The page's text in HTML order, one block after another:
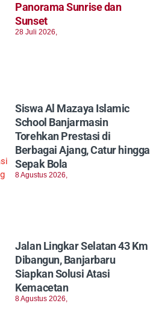
Panorama Sunrise dan
Sunset
28 Juli 2026,
Siswa Al Mazaya Islamic
School Banjarmasin
Torehkan Prestasi di
Berbagai Ajang, Catur hingga
Sepak Bola
8 Agustus 2026,
Jalan Lingkar Selatan 43 Km
Dibangun, Banjarbaru
Siapkan Solusi Atasi
Kemacetan
8 Agustus 2026,